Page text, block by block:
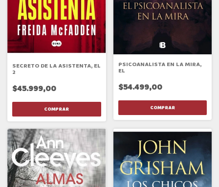
SECRETO DE LA ASISTENTA, EL
2
$45.999,00
PSICOANALISTA EN LA MIRA,
EL
$54.499,00